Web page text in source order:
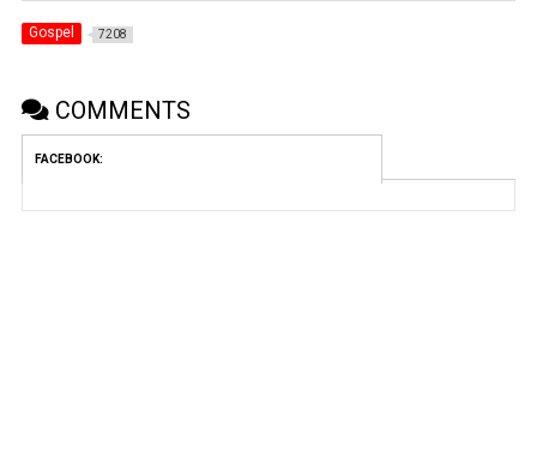
Gospel 7208
COMMENTS
FACEBOOK: